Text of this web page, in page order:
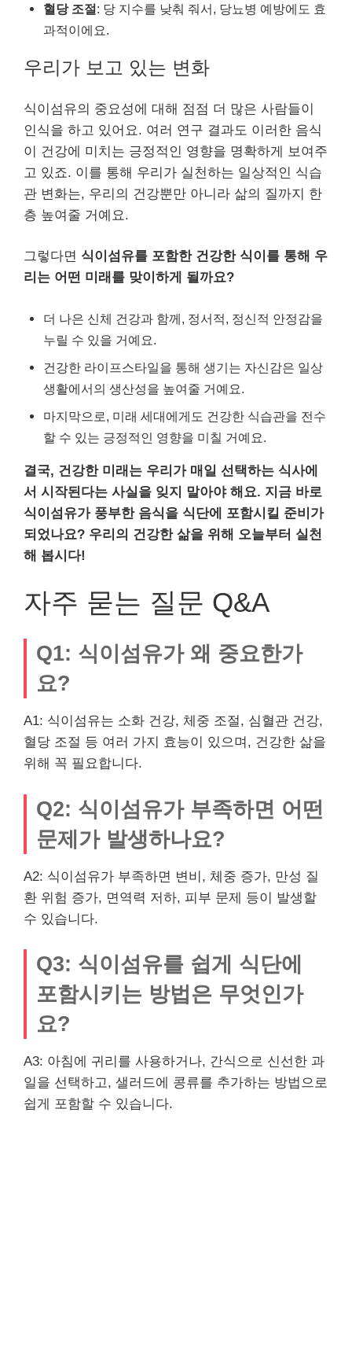
혈당 조절: 당 지수를 낮춰 줘서, 당뇨병 예방에도 효
과적이에요.
우리가 보고 있는 변화
식이섬유의 중요성에 대해 점점 더 많은 사람들이
인식을 하고 있어요. 여러 연구 결과도 이러한 음식
이 건강에 미치는 긍정적인 영향을 명확하게 보여주
고 있죠. 이를 통해 우리가 실천하는 일상적인 식습
관 변화는, 우리의 건강뿐만 아니라 삶의 질까지 한
층 높여줄 거예요.
그렇다면 식이섬유를 포함한 건강한 식이를 통해 우
리는 어떤 미래를 맞이하게 될까요?
더 나은 신체 건강과 함께, 정서적, 정신적 안정감을
누릴 수 있을 거예요.
건강한 라이프스타일을 통해 생기는 자신감은 일상
생활에서의 생산성을 높여줄 거예요.
마지막으로, 미래 세대에게도 건강한 식습관을 전수
할 수 있는 긍정적인 영향을 미칠 거예요.
결국, 건강한 미래는 우리가 매일 선택하는 식사에
서 시작된다는 사실을 잊지 말아야 해요. 지금 바로
식이섬유가 풍부한 음식을 식단에 포함시킬 준비가
되었나요? 우리의 건강한 삶을 위해 오늘부터 실천
해 봅시다!
자주 묻는 질문 Q&A
Q1: 식이섬유가 왜 중요한가
요?
A1: 식이섬유는 소화 건강, 체중 조절, 심혈관 건강,
혈당 조절 등 여러 가지 효능이 있으며, 건강한 삶을
위해 꼭 필요합니다.
Q2: 식이섬유가 부족하면 어떤
문제가 발생하나요?
A2: 식이섬유가 부족하면 변비, 체중 증가, 만성 질
환 위험 증가, 면역력 저하, 피부 문제 등이 발생할
수 있습니다.
Q3: 식이섬유를 쉽게 식단에
포함시키는 방법은 무엇인가
요?
A3: 아침에 귀리를 사용하거나, 간식으로 신선한 과
일을 선택하고, 샐러드에 콩류를 추가하는 방법으로
쉽게 포함할 수 있습니다.